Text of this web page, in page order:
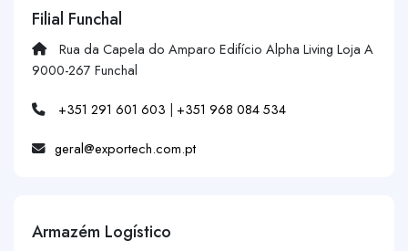
Filial Funchal
Rua da Capela do Amparo Edifício Alpha Living Loja A
9000-267 Funchal
+351 291 601 603 | +351 968 084 534
geral@exportech.com.pt
Armazém Logístico